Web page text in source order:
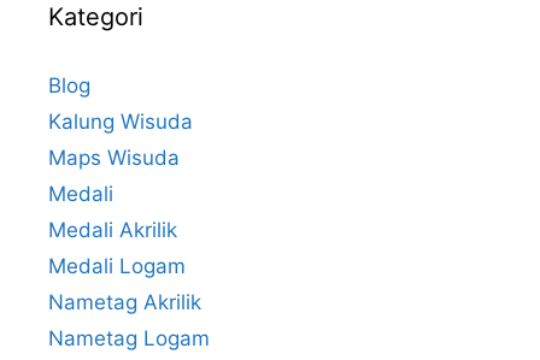
Kategori
Blog
Kalung Wisuda
Maps Wisuda
Medali
Medali Akrilik
Medali Logam
Nametag Akrilik
Nametag Logam